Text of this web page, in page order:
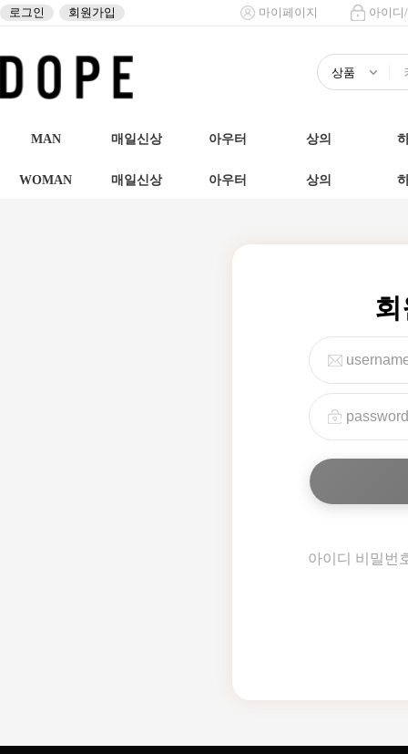
로그인 회원가입 마이페이지 아이디
MAN 매일신상 아우터 상의
WOMAN 매일신상 아우터 상의
아이디 비밀번